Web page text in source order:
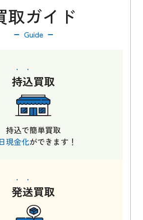
取ガイド
Guide
持込買取
持込で簡単買取
現金化ができます！
発送買取